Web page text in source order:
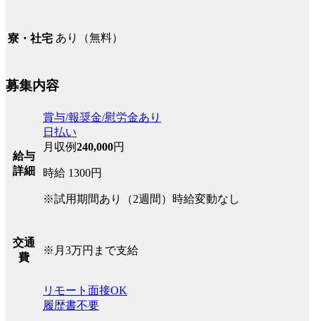
寮・社宅 あり（無料）
募集内容
給与
詳細
賞与/報奨金/慰労金あり
日払い
月収例240,000円
時給 1300円
※試用期間あり（2週間）時給変動なし
交通
費
※月3万円まで支給
リモート面接OK
履歴書不要